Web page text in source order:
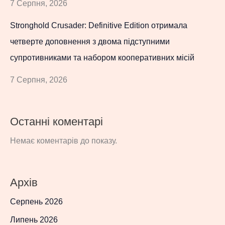
7 Серпня, 2026
Stronghold Crusader: Definitive Edition отримала
четверте доповнення з двома підступними
супротивниками та набором кооперативних місій
7 Серпня, 2026
Останні коментарі
Немає коментарів до показу.
Архів
Серпень 2026
Липень 2026